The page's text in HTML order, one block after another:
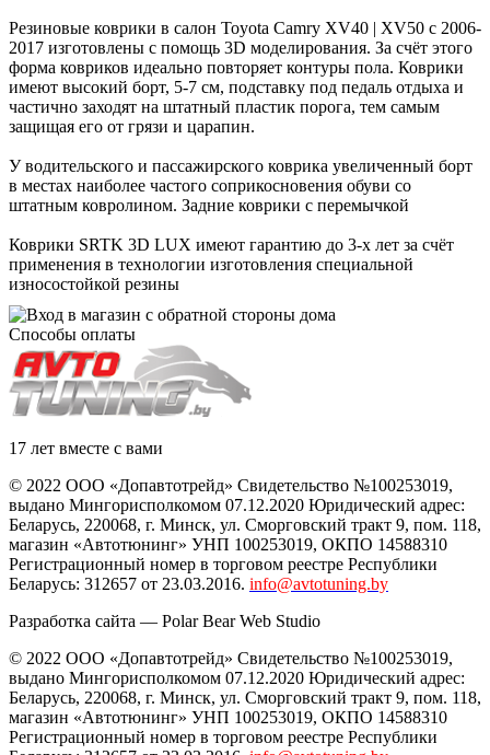
Резиновые коврики в салон Toyota Camry XV40 | XV50 с 2006-
2017 изготовлены с помощь 3D моделирования. За счёт этого
форма ковриков идеально повторяет контуры пола. Коврики
имеют высокий борт, 5-7 см, подставку под педаль отдыха и
частично заходят на штатный пластик порога, тем самым
защищая его от грязи и царапин.
У водительского и пассажирского коврика увеличенный борт
в местах наиболее частого соприкосновения обуви со
штатным ковролином. Задние коврики с перемычкой
Коврики SRTK 3D LUX имеют гарантию до 3-х лет за счёт
применения в технологии изготовления специальной
износостойкой резины
Способы оплаты
17 лет вместе с вами
© 2022 ООО «Допавтотрейд» Свидетельство №100253019,
выдано Мингорисполкомом 07.12.2020 Юридический адрес:
Беларусь, 220068, г. Минск, ул. Сморговский тракт 9, пом. 118,
магазин «Автотюнинг» УНП 100253019, ОКПО 14588310
Регистрационный номер в торговом реестре Республики
Беларусь: 312657 от 23.03.2016. info@avtotuning.by
Разработка сайта — Polar Bear Web Studio
© 2022 ООО «Допавтотрейд» Свидетельство №100253019,
выдано Мингорисполкомом 07.12.2020 Юридический адрес:
Беларусь, 220068, г. Минск, ул. Сморговский тракт 9, пом. 118,
магазин «Автотюнинг» УНП 100253019, ОКПО 14588310
Регистрационный номер в торговом реестре Республики